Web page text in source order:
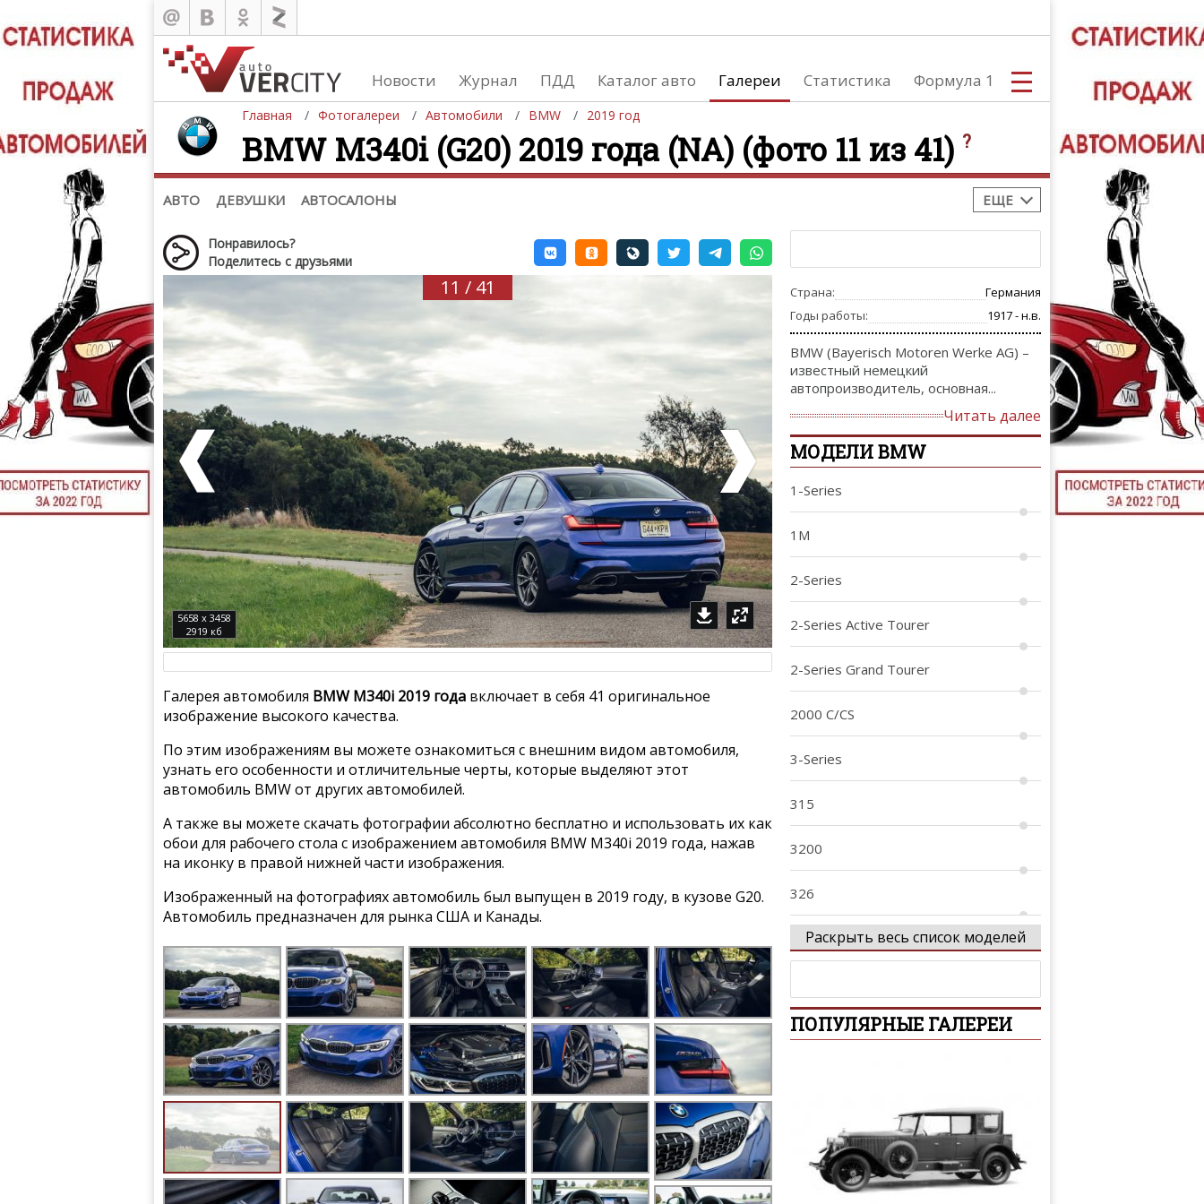
Новости Журнал ПДД Каталог авто Галереи Статистика Формула 1
ТЮНИНГ
ТЮНИНГ
Главная Фотогалереи Автомобили BMW 2019 год
BMW M340i (G20) 2019 года (NA) (фото 11 из 41) ?
АВТО ДЕВУШКИ АВТОСАЛОНЫ ЕЩЕ
Автомобили
Последние добавления
Список марок
(+1102)
Девушки
Девушки и автомобили
Девушки и мото
Автосалоны
Список мировых автосалонов
Понравилось?
Поделитесь с друзьями
11 / 41
5658 x 3458
2919 кб
Галерея автомобиля BMW M340i 2019 года включает в себя 41 оригинальное
изображение высокого качества.
По этим изображениям вы можете ознакомиться с внешним видом автомобиля,
узнать его особенности и отличительные черты, которые выделяют этот
автомобиль BMW от других автомобилей.
А также вы можете скачать фотографии абсолютно бесплатно и использовать их как
обои для рабочего стола с изображением автомобиля BMW M340i 2019 года, нажав
на иконку в правой нижней части изображения.
Изображенный на фотографиях автомобиль был выпущен в 2019 году, в кузове G20.
Автомобиль предназначен для рынка США и Канады.
Страна:
Германия
Годы работы:
1917 - н.в.
BMW (Bayerisch Motoren Werke AG) –
известный немецкий
автопроизводитель, основная...
Читать далее
МОДЕЛИ BMW
1-Series
1M
2-Series
2-Series Active Tourer
2-Series Grand Tourer
2000 C/CS
3-Series
315
3200
326
327
4-Series
502
Раскрыть весь список моделей
ПОПУЛЯРНЫЕ ГАЛЕРЕИ